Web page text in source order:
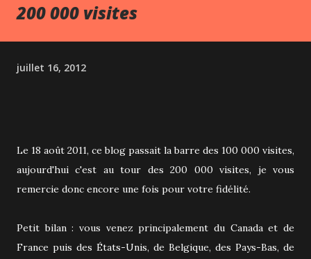
200 000 visites
juillet 16, 2012
Le 18 août 2011, ce blog passait la barre des 100 000 visites,
aujourd'hui c'est au tour des 200 000 visites, je vous
remercie donc encore une fois pour votre fidélité.
Petit bilan : vous venez principalement du Canada et de
France puis des États-Unis, de Belgique, des Pays-Bas, de